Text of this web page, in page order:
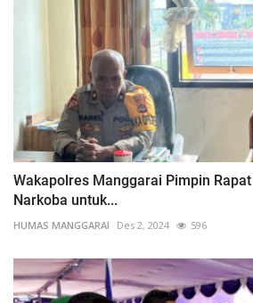
Wakapolres Manggarai Pimpin
Narkoba untuk...
HUMAS MANGGARAI Des 2, 2024 596